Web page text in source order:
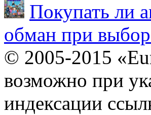
Покупать ли
обман при
© 2005-2015
возможно при
индексации